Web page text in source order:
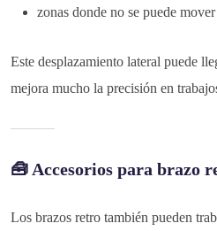
zonas donde no se puede
Este desplazamiento lateral puede
mejora mucho la precisión en
🧰 Accesorios para brazo
Los brazos retro también pueden